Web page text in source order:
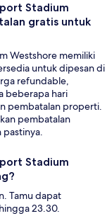
Stadium
gratis untuk
Westshore memiliki
untuk dipesan di
refundable,
beberapa hari
pembatalan properti.
pembatalan
Stadium
Tamu dapat
23.30.